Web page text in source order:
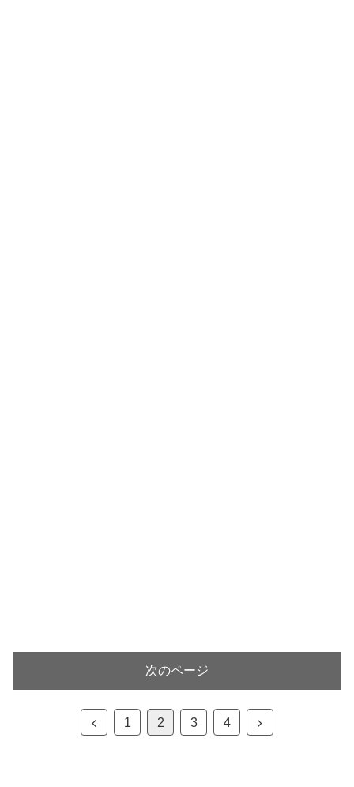
次のページ
前
1 2 3 4
次